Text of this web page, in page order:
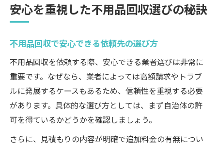
安心を重視した不用品回収選びの秘訣
不用品回収で安心できる依頼先の選び方
不用品回収を依頼する際、安心できる業者選びは非常に
重要です。なぜなら、業者によっては高額請求やトラブ
ルに発展するケースもあるため、信頼性を重視する必要
があります。具体的な選び方としては、まず自治体の許
可を得ているかどうかを確認しましょう。
さらに、見積もりの内容が明確で追加料金の有無につい